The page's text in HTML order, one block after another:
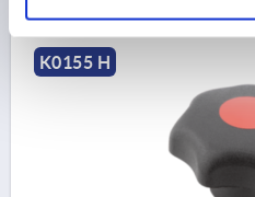
K0155 H